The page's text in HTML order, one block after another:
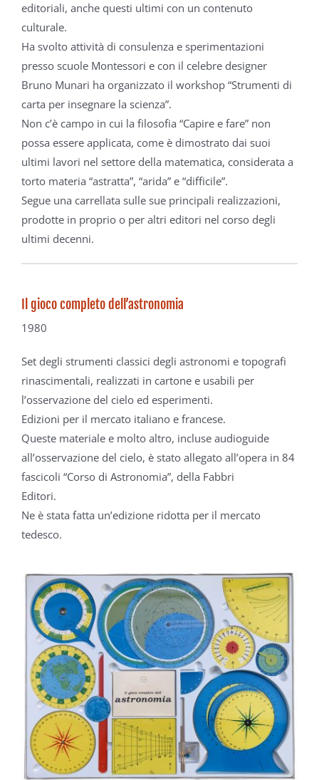
editoriali, anche questi ultimi con un contenuto
culturale.
Ha svolto attività di consulenza e sperimentazioni
presso scuole Montessori e con il celebre designer
Bruno Munari ha organizzato il workshop “Strumenti di
carta per insegnare la scienza”.
Non c’è campo in cui la filosofia “Capire e fare” non
possa essere applicata, come è dimostrato dai suoi
ultimi lavori nel settore della matematica, considerata a
torto materia “astratta”, “arida” e “difficile”.
Segue una carrellata sulle sue principali realizzazioni,
prodotte in proprio o per altri editori nel corso degli
ultimi decenni.
Il gioco completo dell’astronomia
1980
Set degli strumenti classici degli astronomi e topografi
rinascimentali, realizzati in cartone e usabili per
l’osservazione del cielo ed esperimenti.
Edizioni per il mercato italiano e francese.
Queste materiale e molto altro, incluse audioguide
all’osservazione del cielo, è stato allegato all’opera in 84
fascicoli “Corso di Astronomia”, della Fabbri
Editori.
Ne è stata fatta un’edizione ridotta per il mercato
tedesco.